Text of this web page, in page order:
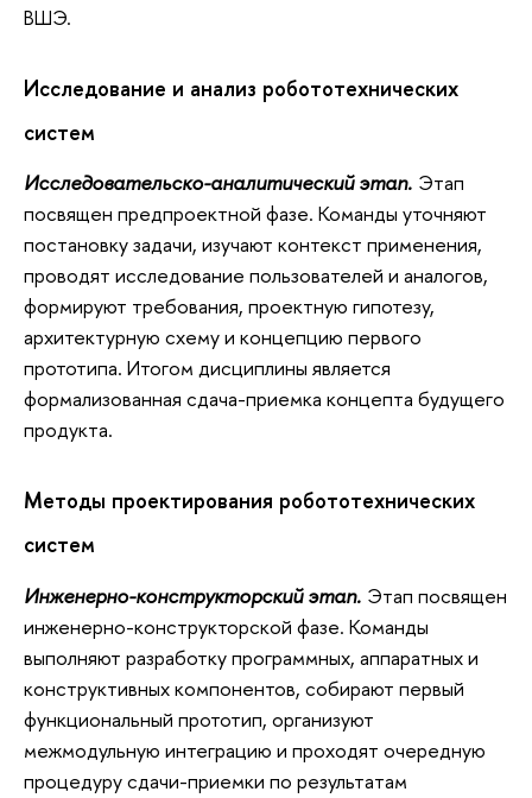
ВШЭ.
Исследование и анализ робототехнических
систем
Исследовательско-аналитический этап. Этап
посвящен предпроектной фазе. Команды уточняют
постановку задачи, изучают контекст применения,
проводят исследование пользователей и аналогов,
формируют требования, проектную гипотезу,
архитектурную схему и концепцию первого
прототипа. Итогом дисциплины является
формализованная сдача-приемка концепта будущего
продукта.
Методы проектирования робототехнических
систем
Инженерно-конструкторский этап. Этап посвящен
инженерно-конструкторской фазе. Команды
выполняют разработку программных, аппаратных и
конструктивных компонентов, собирают первый
функциональный прототип, организуют
межмодульную интеграцию и проходят очередную
процедуру сдачи-приемки по результатам